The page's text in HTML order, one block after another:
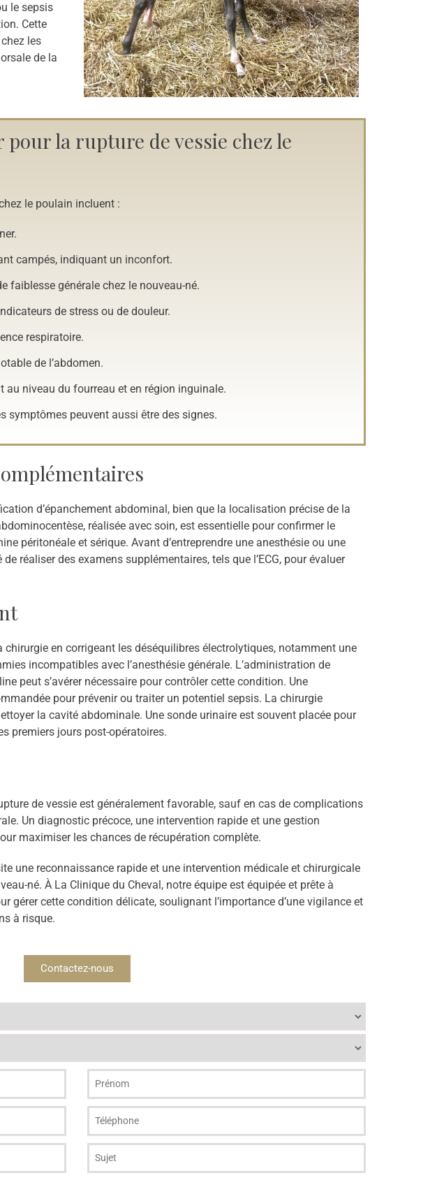
le sepsis
Cette
les
de la
la rupture de vessie chez le
le poulain incluent :
campés, indiquant un inconfort.
faiblesse générale chez le nouveau-né.
de stress ou de douleur.
respiratoire.
de l’abdomen.
au niveau du fourreau et en région inguinale.
symptômes peuvent aussi être des signes.
d’épanchement abdominal, bien que la localisation précise de la
réalisée avec soin, est essentielle pour confirmer le
péritonéale et sérique. Avant d’entreprendre une anesthésie ou une
réaliser des examens supplémentaires, tels que l’ECG, pour évaluer
chirurgie en corrigeant les déséquilibres électrolytiques, notamment une
incompatibles avec l’anesthésie générale. L’administration de
peut s’avérer nécessaire pour contrôler cette condition. Une
pour prévenir ou traiter un potentiel sepsis. La chirurgie
la cavité abdominale. Une sonde urinaire est souvent placée pour
premiers jours post-opératoires.
de vessie est généralement favorable, sauf en cas de complications
Un diagnostic précoce, une intervention rapide et une gestion
maximiser les chances de récupération complète.
une reconnaissance rapide et une intervention médicale et chirurgicale
né. À La Clinique du Cheval, notre équipe est équipée et prête à
gérer cette condition délicate, soulignant l’importance d’une vigilance et
à risque.
Contactez-nous